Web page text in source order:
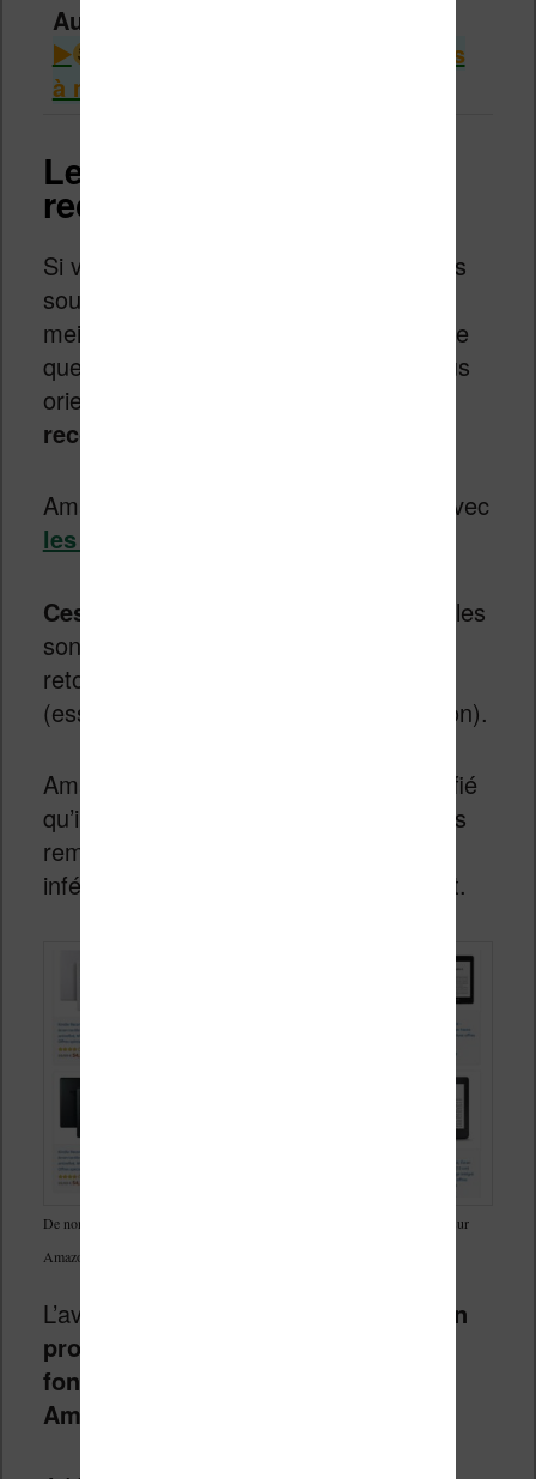
Autres infos intéressantes
Consulter le guide des liseuses
à moins de 100€
Les Kindle
reconditionnées
Si vous êtes dans l’urgence et que vous
souhaitez une
meilleur état possible, mais moins chère
que le prix par défaut, vous devrez vous
orienter vers le rayon des liseuses
reconditionnées
Amazon a peut-être ce qu’il vous fait avec
les liseuses Kindle reconditionnées
Ces liseuses sont parfois neuves.
Elles
sont reconditionnées car elles ont été
retournée par leur premier acheteur
(essai de l’acheter puis retour à Amazon).
Amazon a ensuite testé le produit, vérifié
qu’il fonctionnait bien, et a décidé de les
remettre dans sa boutique à un prix
inférieur à celui proposé habituellement.
De nombreuses liseuses Kindle reconditionnées sont vendues pas chère sur
Amazon
L’avantage c’est que vous avez donc
un
produit quasi neuf en parfait état de
fonctionnement avec la garantie
Amazon !